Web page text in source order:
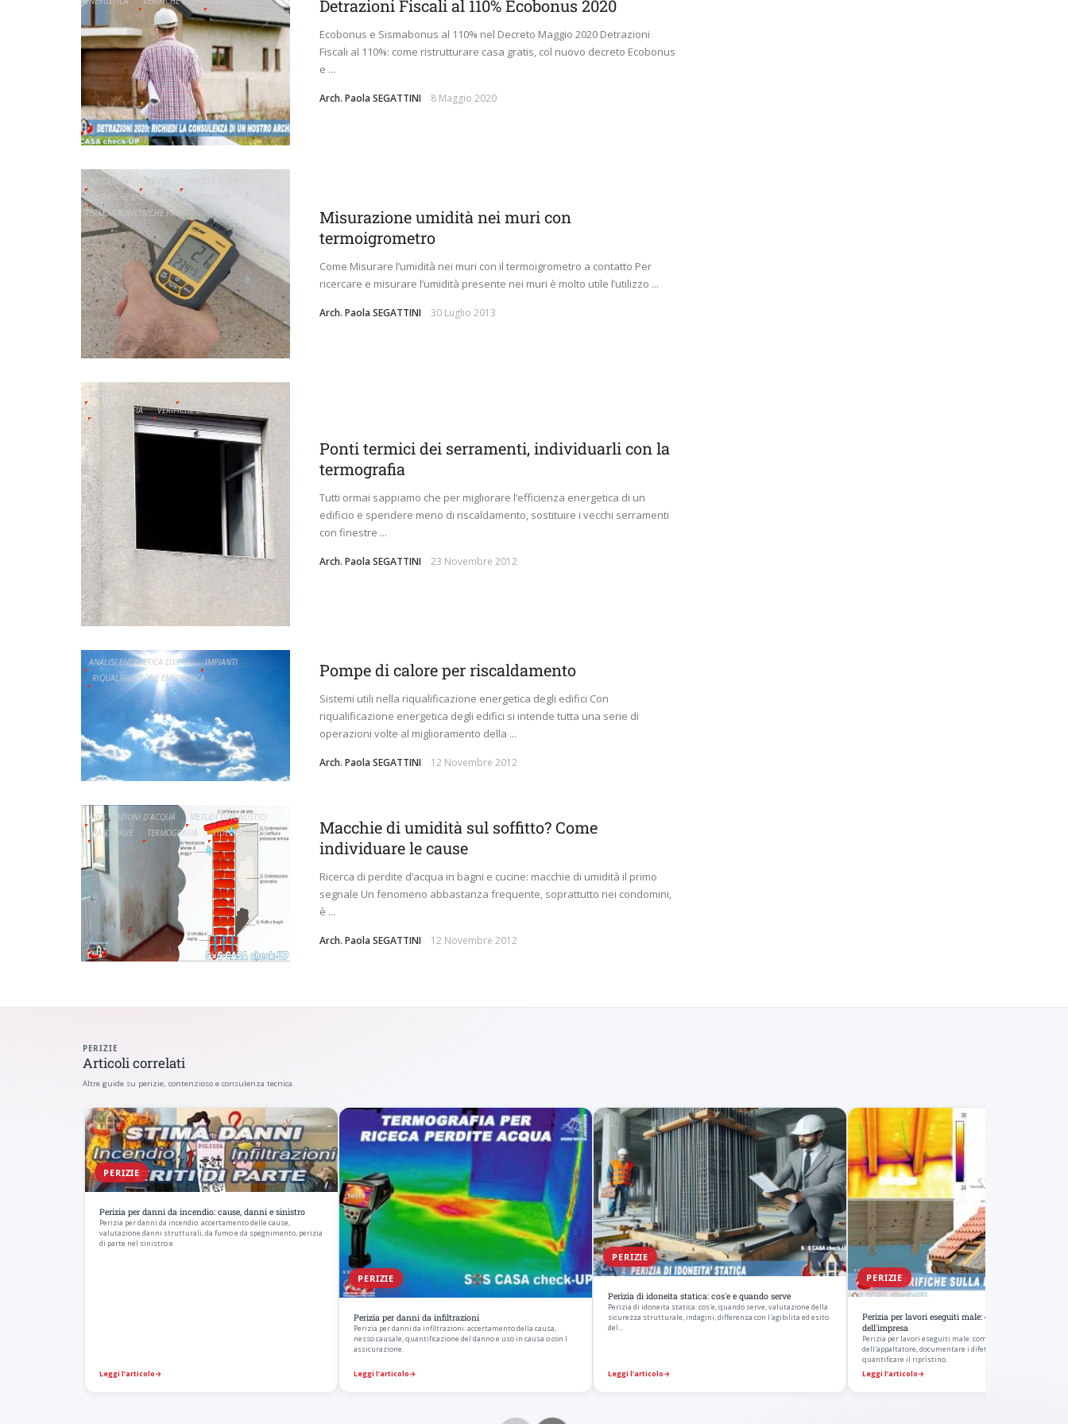
Detrazioni Fiscali al 110% Ecobonus 2020
Ecobonus e Sismabonus al 110% nel Decreto Maggio 2020 Detrazioni
Fiscali al 110%: come ristrutturare casa gratis, col nuovo decreto Ecobonus
e ...
Arch. Paola SEGATTINI 8 Maggio 2020
PATOLOGIE
VERIFICHE ENERGETICHE
TERMOIGROMETRICHE PARETI
Misurazione umidità nei muri con
termoigrometro
Come Misurare l’umidità nei muri con il termoigrometro a contatto Per
ricercare e misurare l’umidità presente nei muri è molto utile l’utilizzo ...
Arch. Paola SEGATTINI 30 Luglio 2013
METODI DIAGNOSTICI
TERMOGRAFIA
VERIFICHE ENERGETICHE
Ponti termici dei serramenti, individuarli con la
termografia
Tutti ormai sappiamo che per migliorare l’efficienza energetica di un
edificio e spendere meno di riscaldamento, sostituire i vecchi serramenti
con finestre ...
Arch. Paola SEGATTINI 23 Novembre 2012
ANALISI ENERGETICA EDIFICI
IMPIANTI
RIQUALIFICAZIONE ENERGETICA
Pompe di calore per riscaldamento
Sistemi utili nella riqualificazione energetica degli edifici Con
riqualificazione energetica degli edifici si intende tutta una serie di
operazioni volte al miglioramento della ...
Arch. Paola SEGATTINI 12 Novembre 2012
INFILTRAZIONI D'ACQUA
METODI DIAGNOSTICI
PATOLOGIE
TERMOGRAFIA VIDEOISPEZIONI
Macchie di umidità sul soffitto? Come
individuare le cause
Ricerca di perdite d’acqua in bagni e cucine: macchie di umidità il primo
segnale Un fenomeno abbastanza frequente, soprattutto nei condomini,
è ...
Arch. Paola SEGATTINI 12 Novembre 2012
PERIZIE
Articoli correlati
Altre guide su perizie, contenzioso e consulenza tecnica.
PERIZIE
Perizia per danni da incendio: cause, danni e sinistro
Perizia per danni da incendio: accertamento delle cause,
valutazione danni strutturali, da fumo e da spegnimento, perizia
di parte nel sinistro e
Leggi l’articolo→
PERIZIE
Perizia per danni da infiltrazioni
Perizia per danni da infiltrazioni: accertamento della causa,
nesso causale, quantificazione del danno e uso in causa o con l
assicurazione.
Leggi l’articolo→
PERIZIE
Perizia di idoneita statica: cos'e e quando serve
Perizia di idoneita statica: cos'e, quando serve, valutazione della
sicurezza strutturale, indagini, differenza con l'agibilita ed esito
del…
Leggi l’articolo→
PERIZIE
Perizia per lavori eseguiti male: contestare le
dell'impresa
Perizia per lavori eseguiti male: come contestare le
dell'appaltatore, documentare i difetti di esecuzione e
quantificare il ripristino.
Leggi l’articolo→